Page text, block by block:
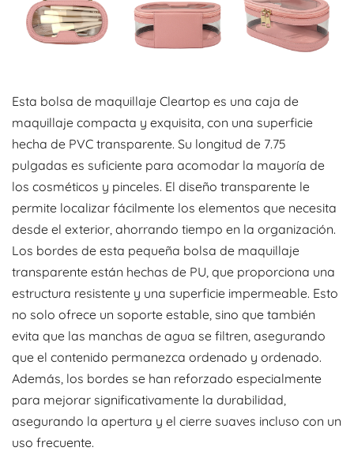
Esta bolsa de maquillaje Cleartop es una caja de
maquillaje compacta y exquisita, con una superficie
hecha de PVC transparente. Su longitud de 7.75
pulgadas es suficiente para acomodar la mayoría de
los cosméticos y pinceles. El diseño transparente le
permite localizar fácilmente los elementos que necesita
desde el exterior, ahorrando tiempo en la organización.
Los bordes de esta pequeña bolsa de maquillaje
transparente están hechas de PU, que proporciona una
estructura resistente y una superficie impermeable. Esto
no solo ofrece un soporte estable, sino que también
evita que las manchas de agua se filtren, asegurando
que el contenido permanezca ordenado y ordenado.
Además, los bordes se han reforzado especialmente
para mejorar significativamente la durabilidad,
asegurando la apertura y el cierre suaves incluso con un
uso frecuente.